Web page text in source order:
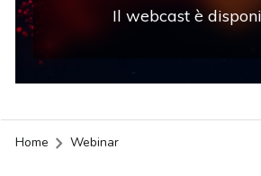
Il webcast è
Home Webinar